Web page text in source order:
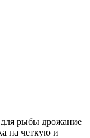
для рыбы дрожание
на четкую и